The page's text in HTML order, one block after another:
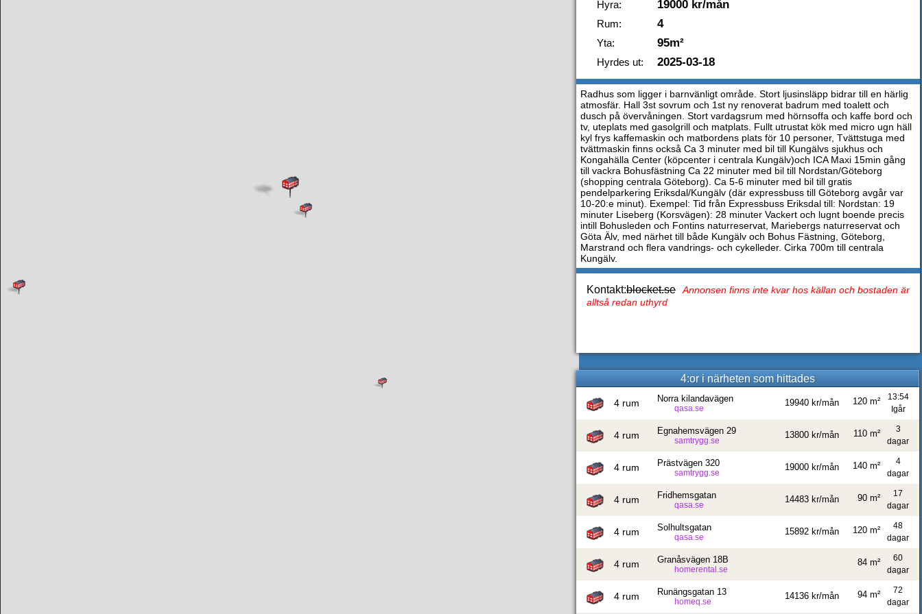
Hyra: 19000 kr/mån
Rum: 4
Yta: 95m²
Hyrdes ut: 2025-03-18
Radhus som ligger i barnvänligt område. Stort ljusinsläpp bidrar till en härlig
atmosfär. Hall 3st sovrum och 1st ny renoverat badrum med toalett och
dusch på övervåningen. Stort vardagsrum med hörnsoffa och kaffe bord och
tv, uteplats med gasolgrill och matplats. Fullt utrustat kök med micro ugn häll
kyl frys kaffemaskin och matbordens plats för 10 personer, Tvättstuga med
tvättmaskin finns också Ca 3 minuter med bil till Kungälvs sjukhus och
Kongahälla Center (köpcenter i centrala Kungälv)och ICA Maxi 15min gång
till vackra Bohusfästning Ca 22 minuter med bil till Nordstan/Göteborg
(shopping centrala Göteborg). Ca 5-6 minuter med bil till gratis
pendelparkering Eriksdal/Kungälv (där expressbuss till Göteborg avgår var
10-20:e minut). Exempel: Tid från Expressbuss Eriksdal till: Nordstan: 19
minuter Liseberg (Korsvägen): 28 minuter Vackert och lugnt boende precis
intill Bohusleden och Fontins naturreservat, Mariebergs naturreservat och
Göta Älv, med närhet till både Kungälv och Bohus Fästning, Göteborg,
Marstrand och flera vandrings- och cykelleder. Cirka 700m till centrala
Kungälv.
Kontakt:blocket.se
Annonsen finns inte kvar hos källan och bostaden är
alltså redan uthyrd
4:or i närheten som hittades
4 rum Norra kilandavägen
qasa.se
19940 kr/mån
13:54
Igår
120 m²
4 rum Egnahemsvägen 29
samtrygg.se
13800 kr/mån
3
dagar
110 m²
4 rum Prästvägen 320
samtrygg.se
19000 kr/mån
4
dagar
140 m²
4 rum Fridhemsgatan
qasa.se
14483 kr/mån
17
dagar
90 m²
4 rum Solhultsgatan
qasa.se
15892 kr/mån
48
dagar
120 m²
4 rum Granåsvägen 18B
homerental.se
60
dagar
84 m²
4 rum Runängsgatan 13
homeq.se
14136 kr/mån
72
dagar
94 m²